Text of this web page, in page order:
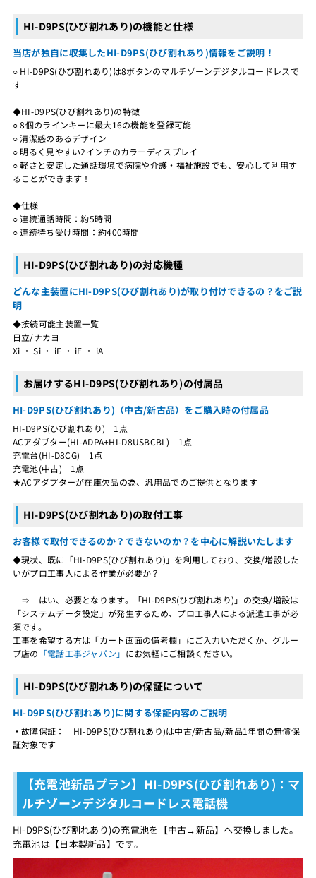
HI-D9PS(ひび割れあり)の機能と仕様
当店が独自に収集したHI-D9PS(ひび割れあり)情報をご説明！
○ HI-D9PS(ひび割れあり)は8ボタンのマルチゾーンデジタルコードレスで
す
◆HI-D9PS(ひび割れあり)の特徴
○ 8個のラインキーに最大16の機能を登録可能
○ 清潔感のあるデザイン
○ 明るく見やすい2インチのカラーディスプレイ
○ 軽さと安定した通話環境で病院や介護・福祉施設でも、安心して利用す
ることができます！
◆仕様
○ 連続通話時間：約5時間
○ 連続待ち受け時間：約400時間
HI-D9PS(ひび割れあり)の対応機種
どんな主装置にHI-D9PS(ひび割れあり)が取り付けできるの？をご説
明
◆接続可能主装置一覧
日立/ナカヨ
Xi ・ Si ・ iF ・ iE ・ iA
お届けするHI-D9PS(ひび割れあり)の付属品
HI-D9PS(ひび割れあり)（中古/新古品）をご購入時の付属品
HI-D9PS(ひび割れあり) 1点
ACアダプター(HI-ADPA+HI-D8USBCBL) 1点
充電台(HI-D8CG) 1点
充電池(中古) 1点
★ACアダプターが在庫欠品の為、汎用品でのご提供となります
HI-D9PS(ひび割れあり)の取付工事
お客様で取付できるのか？できないのか？を中心に解説いたします
◆現状、既に「HI-D9PS(ひび割れあり)」を利用しており、交換/増設した
いがプロ工事人による作業が必要か？
⇒ はい、必要となります。「HI-D9PS(ひび割れあり)」の交換/増設は
「システムデータ設定」が発生するため、プロ工事人による派遣工事が必
須です。
工事を希望する方は「カート画面の備考欄」にご入力いただくか、グルー
プ店の 「電話工事ジャパン」 にお気軽にご相談ください。
HI-D9PS(ひび割れあり)の保証について
HI-D9PS(ひび割れあり)に関する保証内容のご説明
・故障保証： HI-D9PS(ひび割れあり)は中古/新古品/新品1年間の無償保
証対象です
【充電池新品プラン】HI-D9PS(ひび割れあり)：マ
ルチゾーンデジタルコードレス電話機
HI-D9PS(ひび割れあり)の充電池を【中古→新品】へ交換しました。
充電池は【日本製新品】です。